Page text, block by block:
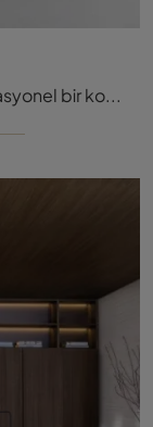
Modern çizgilere sahip pratik ve operasyonel bir konaklama deneyimi istiyorsanız, size Self Plan Rovere Rimadesio duvar ünitesini sunuyor